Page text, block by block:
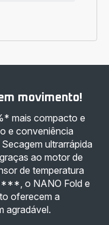
movimento!
mais compacto e
e conveniência
ultrarrápida
ao motor de
de temperatura
o NANO Fold e
oferecem a
agradável.